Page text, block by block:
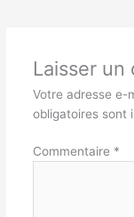
Laisser un
Votre adresse e-
obligatoires sont
Commentaire *